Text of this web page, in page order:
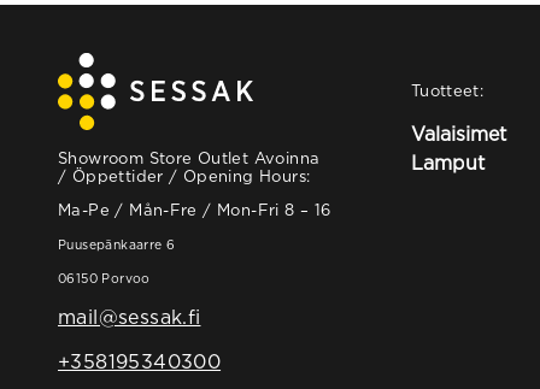
Showroom Store Outlet Avoinna
/ Öppettider / Opening Hours:
Ma-Pe / Mån-Fre / Mon-Fri 8 – 16
Puusepänkaarre 6
06150 Porvoo
mail@sessak.fi
+358195340300
Tuotteet:
Valaisimet
Lamput